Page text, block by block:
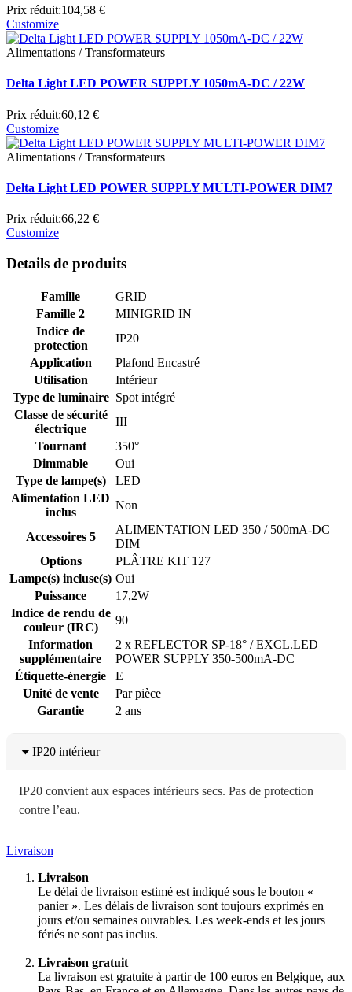
Prix réduit:104,58 €
Customize
Alimentations / Transformateurs
Delta Light LED POWER SUPPLY 1050mA-DC / 22W
Prix réduit:60,12 €
Customize
Alimentations / Transformateurs
Delta Light LED POWER SUPPLY MULTI-POWER DIM7
Prix réduit:66,22 €
Customize
Details de produits
Famille
GRID
Famille 2
MINIGRID IN
Indice de
protection
IP20
Application
Plafond Encastré
Utilisation
Intérieur
Type de luminaire Spot intégré
Classe de sécurité
électrique
III
Tournant
350°
Dimmable
Oui
Type de lampe(s)
LED
Alimentation LED
inclus
Non
Accessoires 5
ALIMENTATION LED 350 / 500mA-DC
DIM
Options
PLÂTRE KIT 127
Lampe(s) incluse(s) Oui
Puissance
17,2W
Indice de rendu de
couleur (IRC)
90
Information
supplémentaire
2 x REFLECTOR SP-18° / EXCL.LED
POWER SUPPLY 350-500mA-DC
Étiquette-énergie
E
Unité de vente
Par pièce
Garantie
2 ans
IP20 intérieur
IP20 convient aux espaces intérieurs secs. Pas de protection
contre l’eau.
Livraison
Livraison
Le délai de livraison estimé est indiqué sous le bouton «
panier ». Les délais de livraison sont toujours exprimés en
jours et/ou semaines ouvrables. Les week-ends et les jours
fériés ne sont pas inclus.
Livraison gratuit
La livraison est gratuite à partir de 100 euros en Belgique, aux